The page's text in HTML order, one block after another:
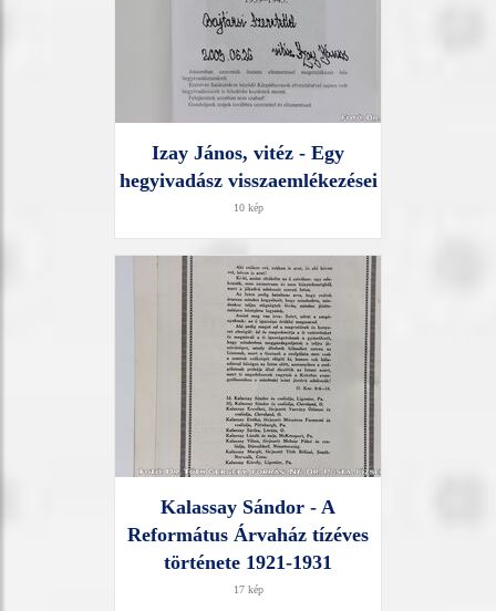
Izay János, vitéz - Egy
hegyivadász visszaemlékezései
10 kép
Kalassay Sándor - A
Református Árvaház tízéves
története 1921-1931
17 kép